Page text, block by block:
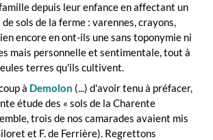
depuis leur enfance en affectant un
sols de la ferme : varennes, crayons,
encore en ont-ils une sans toponymie ni
mais personnelle et sentimentale, tout à
terres qu'ils cultivent.
à Demolon (...) d'avoir tenu à préfacer,
étude des « sols de la Charente
trois de nos camarades avaient mis
et F. de Ferrière). Regrettons